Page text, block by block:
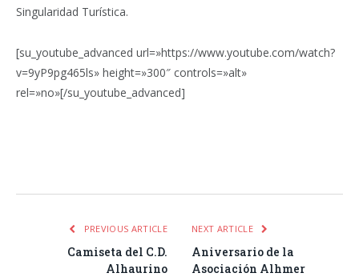
Singularidad Turística.
[su_youtube_advanced url=»https://www.youtube.com/watch?
v=9yP9pg465ls» height=»300″ controls=»alt»
rel=»no»[/su_youtube_advanced]
PREVIOUS ARTICLE
Camiseta del C.D.
Alhaurino
NEXT ARTICLE
Aniversario de la
Asociación Alhmer